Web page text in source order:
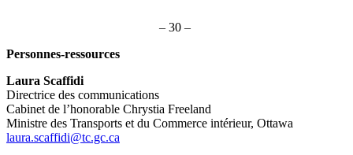
– 30 –
Personnes-ressources
Laura Scaffidi
Directrice des communications
Cabinet de l’honorable Chrystia Freeland
Ministre des Transports et du Commerce intérieur, Ottawa
laura.scaffidi@tc.gc.ca